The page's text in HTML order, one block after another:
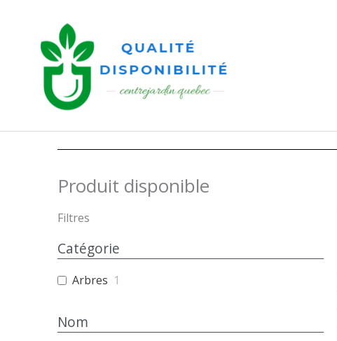
contenu
Produit disponible
Filtres
Catégorie
Arbres 1
Nom